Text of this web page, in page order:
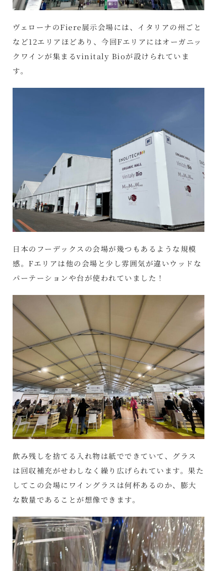
ヴェローナのFiere展示会場には、イタリアの州ごと
など12エリアほどあり、今回Fエリアにはオーガニッ
クワインが集まるvinitaly Bioが設けられていま
す。
日本のフーデックスの会場が幾つもあるような規模
感。Fエリアは他の会場と少し雰囲気が違いウッドな
パーテーションや台が使われていました！
飲み残しを捨てる入れ物は紙でできていて、グラス
は回収補充がせわしなく繰り広げられています。果た
してこの会場にワイングラスは何杯あるのか、膨大
な数量であることが想像できます。